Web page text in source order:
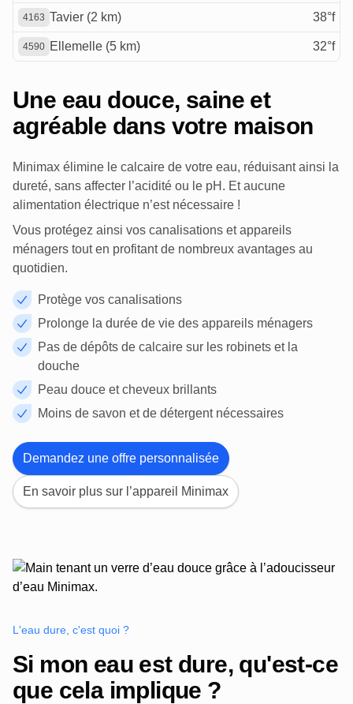
4163 Tavier (2 km) 38°f
4590 Ellemelle (5 km) 32°f
Une eau douce, saine et
agréable dans votre maison
Minimax élimine le calcaire de votre eau, réduisant ainsi la
dureté, sans affecter l’acidité ou le pH. Et aucune
alimentation électrique n’est nécessaire !
Vous protégez ainsi vos canalisations et appareils
ménagers tout en profitant de nombreux avantages au
quotidien.
Protège vos canalisations
Prolonge la durée de vie des appareils ménagers
Pas de dépôts de calcaire sur les robinets et la
douche
Peau douce et cheveux brillants
Moins de savon et de détergent nécessaires
Demandez une offre personnalisée
En savoir plus sur l’appareil Minimax
L'eau dure, c'est quoi ?
Si mon eau est dure, qu'est-ce
que cela implique ?